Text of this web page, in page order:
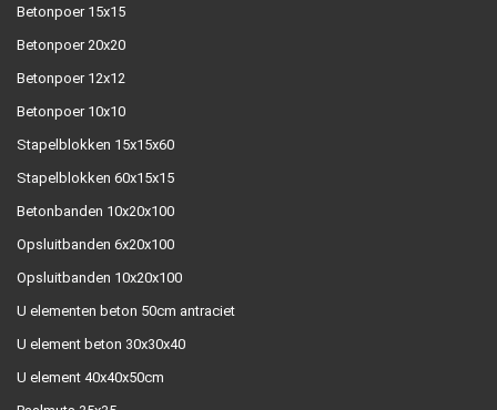
Betonpoer 15x15
Betonpoer 20x20
Betonpoer 12x12
Betonpoer 10x10
Stapelblokken 15x15x60
Stapelblokken 60x15x15
Betonbanden 10x20x100
Opsluitbanden 6x20x100
Opsluitbanden 10x20x100
U elementen beton 50cm antraciet
U element beton 30x30x40
U element 40x40x50cm